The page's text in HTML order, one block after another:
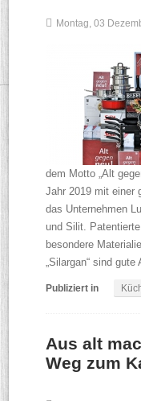
Montag, 03
dem Motto „Alt
Jahr 2019 mit einer
das Unternehmen
und Silit.
besondere
„Silargan“ sind
Publiziert in
Aus alt
Weg zum